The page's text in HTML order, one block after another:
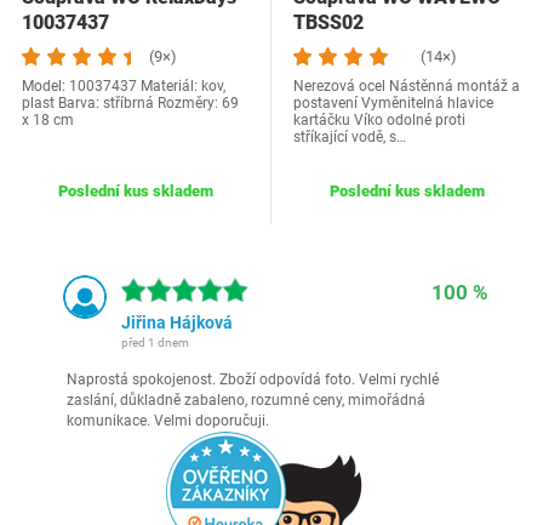
10037437
(9×)
Model: 10037437 Materiál: kov,
plast Barva: stříbrná Rozměry: 69
x 18 cm
Poslední kus skladem
TBSS02
(14×)
Nerezová ocel Nástěnná montáž a
postavení Vyměnitelná hlavice
kartáčku Víko odolné proti
stříkající vodě, s…
Poslední kus skladem
100 %
Jiřina Hájková
před 1 dnem
Naprostá spokojenost. Zboží odpovídá foto. Velmi rychlé
zaslání, důkladně zabaleno, rozumné ceny, mimořádná
komunikace. Velmi doporučuji.